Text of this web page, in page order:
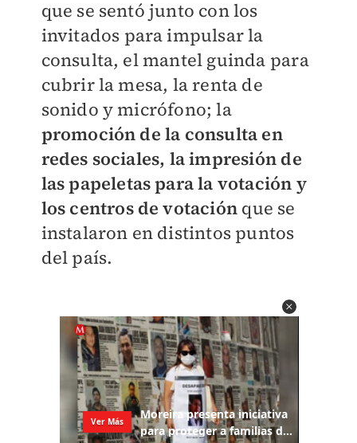
que se sentó junto con los
invitados para impulsar la
consulta, el mantel guinda para
cubrir la mesa, la renta de
sonido y micrófono; la
promoción de la consulta en
redes sociales, la impresión de
las papeletas para la votación y
los centros de votación que se
instalaron en distintos puntos
del país.